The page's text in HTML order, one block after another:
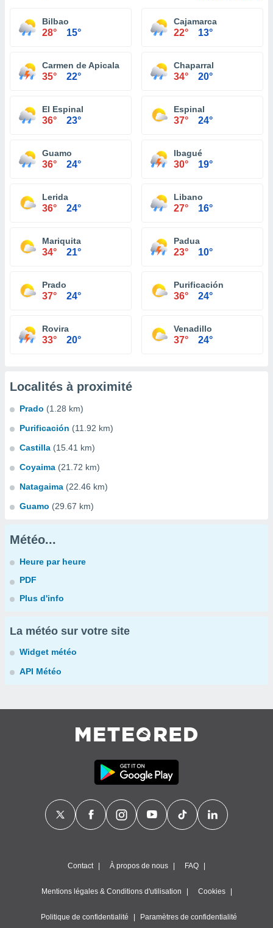
Bilbao
28° 15°
Cajamarca
22° 13°
Carmen de Apicala
35° 22°
Chaparral
34° 20°
El Espinal
36° 23°
Espinal
37° 24°
Guamo
36° 24°
Ibagué
30° 19°
Lerida
36° 24°
Libano
27° 16°
Mariquita
34° 21°
Padua
23° 10°
Prado
37° 24°
Purificación
36° 24°
Rovira
33° 20°
Venadillo
37° 24°
Localités à proximité
Prado (1.28 km)
Purificación (11.92 km)
Castilla (15.41 km)
Coyaima (21.72 km)
Natagaima (22.46 km)
Guamo (29.67 km)
Météo...
Heure par heure
PDF
Plus d'info
La météo sur votre site
Widget météo
API Météo
Contact À propos de nous FAQ
Mentions légales & Conditions d'utilisation Cookies
Politique de confidentialité Paramètres de confidentialité